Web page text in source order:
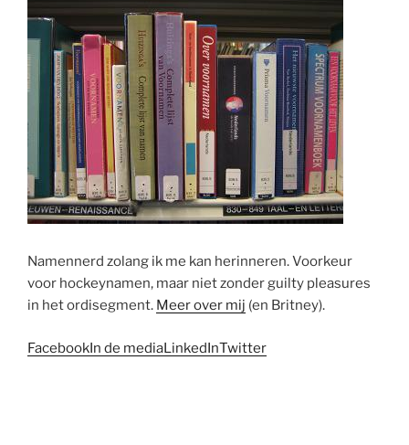
Namennerd zolang ik me kan herinneren. Voorkeur
voor hockeynamen, maar niet zonder guilty pleasures
in het ordisegment. Meer over mij (en Britney).
FacebookIn de mediaLinkedInTwitter